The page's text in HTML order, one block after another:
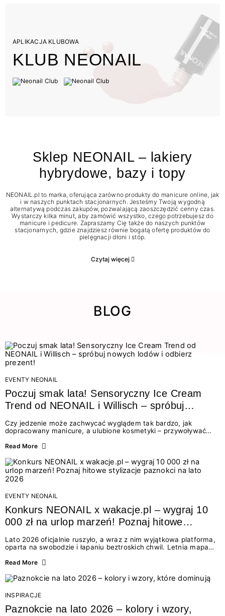
APLIKACJA KLUBOWA
KLUB NEONAIL
Sklep NEONAIL – lakiery
hybrydowe, bazy i topy
NEONAIL.pl to marka, oferująca zarówno produkty do manicure online, jak
i w naszych punktach stacjonarnych. Jesteśmy Twoją wygodną
alternatywą podczas zakupów, pozwalającą zaoszczędzić cenny czas.
Wystarczy kilka minut, aby zamówić wszystko, czego potrzebujesz do
manicure i pedicure. Zapraszamy Cię także do naszych punktów
stacjonarnych, gdzie znajdziesz równie bogatą ofertę produktów do
pielęgnacji dłoni i stóp.
Czytaj więcej
BLOG
EVENTY NEONAIL
Poczuj smak lata! Sensoryczny Ice Cream
Trend od NEONAIL i Willisch – spróbuj
nowych lodów i odbierz prezent!
Czy jedzenie może zachwycać wyglądem tak bardzo, jak
dopracowany manicure, a ulubione kosmetyki – przywoływać
świata beauty i oszałamiających deserów to coś więcej niż
zmysłami: przez soczysty kolor, aksamitną teksturę,
orzeźwiający zapach i słodki akcent na podniebieniu. Tego lata
NEONAIL łączy siły z marką Willisch, tworząc unikalny projekt
na styku jedzenia i piękna....
Read More
EVENTY NEONAIL
Konkurs NEONAIL x wakacje.pl – wygraj 10
000 zł na urlop marzeń! Poznaj hitowe
Lato 2026 oficjalnie ruszyło, a wraz z nim wyjątkowa platforma,
oparta na swobodzie i łapaniu beztroskich chwil. Letnia mapa
doświadczenia wakacji – od spontanicznych wyjazdów, przez
Motywem przewodnim jest eksplorowanie i kolekcjonowanie
letnich momentów. Z tej okazji przygotowaliśmy coś absolutnie
wyjątkowego: wielki konkurs z wakacje.pl oraz dawkę
najgorętszych trendów w...
Read More
INSPIRACJE
Paznokcie na lato 2026 – kolory i wzory,